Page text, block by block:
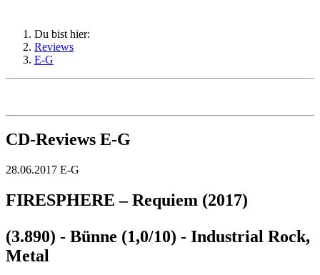
Du bist hier:
Reviews
E-G
CD-Reviews E-G
28.06.2017 E-G
FIRESPHERE – Requiem (2017)
(3.890) - Bünne (1,0/10) - Industrial Rock,
Metal